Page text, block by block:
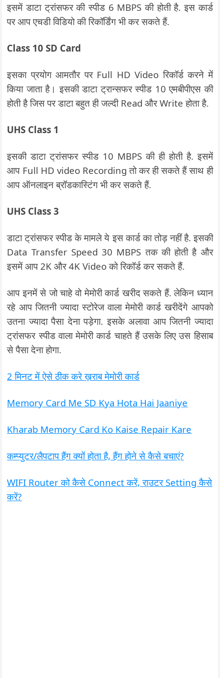
इसमें डाटा ट्रांसफर की स्पीड 6 MBPS की होती है. इस कार्ड
पर आप एचडी विडियो की रिकॉर्डिंग भी कर सकते हैं.
Class 10 SD Card
इसका प्रयोग आमतौर पर Full HD Video रिकॉर्ड करने में
किया जाता है। इसकी डाटा ट्रान्सफर स्पीड 10 एमबीपीएस की
होती है जिस पर डाटा बहुत ही जल्दी Read और Write होता है.
UHS Class 1
इसकी डाटा ट्रांसफर स्पीड 10 MBPS की ही होती है. इसमें
आप Full HD video Recording तो कर ही सकते हैं साथ ही
आप ऑनलाइन ब्रॉडकास्टिंग भी कर सकते हैं.
UHS Class 3
डाटा ट्रांसफर स्पीड के मामले ये इस कार्ड का तोड़ नहीं है. इसकी
Data Transfer Speed 30 MBPS तक की होती है और
इसमें आप 2K और 4K Video को रिकॉर्ड कर सकते हैं.
आप इनमें से जो चाहे वो मेमोरी कार्ड खरीद सकते हैं. लेकिन ध्यान
रहे आप जितनी ज्यादा स्टोरेज वाला मेमोरी कार्ड खरीदेंगे आपको
उतना ज्यादा पैसा देना पड़ेगा. इसके अलावा आप जितनी ज्यादा
ट्रांसफर स्पीड वाला मेमोरी कार्ड चाहते हैं उसके लिए उस हिसाब
से पैसा देना होगा.
2 मिनट में ऐसे ठीक करे ख़राब मेमोरी कार्ड
Memory Card Me SD Kya Hota Hai Jaaniye
Kharab Memory Card Ko Kaise Repair Kare
कम्प्युटर/लैपटाप हैंग क्यों होता है, हैंग होने से कैसे बचाएं?
WIFI Router को कैसे Connect करें, राउटर Setting कैसे
करें?